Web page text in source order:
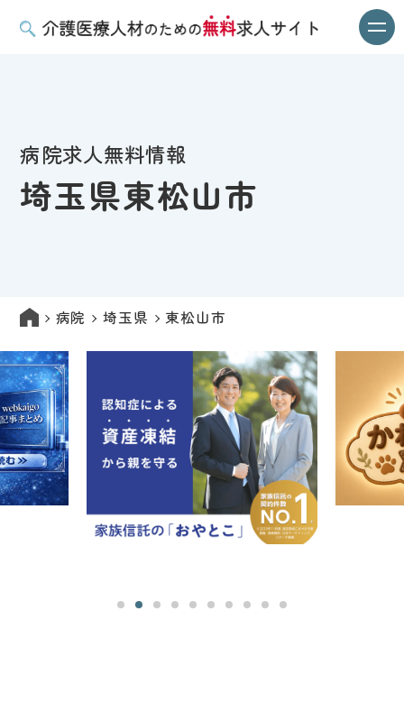
病院求人無料情報
埼玉県東松山市
病院 埼玉県 東松山市